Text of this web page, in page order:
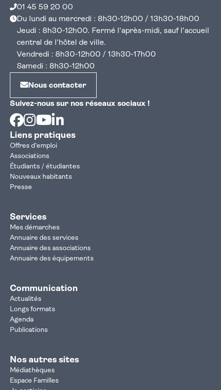
01 45 59 20 00
Du lundi au mercredi : 8h30-12h00 / 13h30-18h00
Jeudi : 8h30-12h00. Fermé l'après-midi, sauf l'accueil
central de l'hôtel de ville.
Vendredi : 8h30-12h00 / 13h30-17h00
Samedi : 8h30-12h00
Nous contacter
Suivez-nous sur nos réseaux sociaux !
Facebook
Instagram
Youtube
Liens pratiques
Offres d'emploi
Associations
Étudiants / étudiantes
Nouveaux habitants
Presse
Services
Mes démarches
Annuaire des services
Annuaire des associations
Annuaire des équipements
Communication
Actualités
Longs formats
Agenda
Publications
Nos autres sites
Médiathèques
Espace Familles